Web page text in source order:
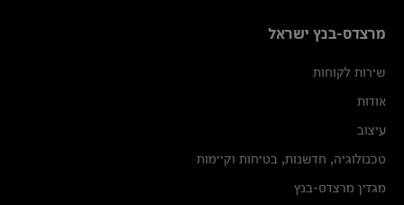
מרצדס-בנץ ישראל
שירות לקוחות
אודות
עיצוב
טכנולוגיה, חדשנות, בטיחות וקיימות
מגזין מרצדס-בנץ